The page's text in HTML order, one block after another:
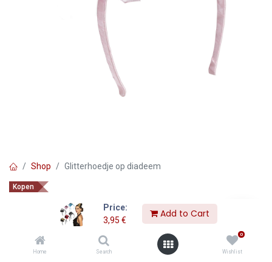
Price:
3,95 €
Add to Cart
Home Search
0
Wishlist
Shop Glitterhoedje op diadeem
Kopen
Glitterhoedje op diadeem